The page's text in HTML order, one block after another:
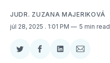
JUDR. ZUZANA MAJERIKOVÁ
júl 28, 2025 . 1:01 PM 5 min read
ZdieľaťZdieľaťZdieľaťZdieľať